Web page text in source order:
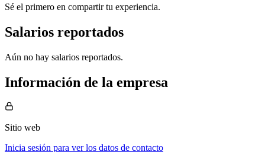
Sé el primero en compartir tu experiencia.
Salarios reportados
Aún no hay salarios reportados.
Información de la empresa
Sitio web
Inicia sesión para ver los datos de contacto